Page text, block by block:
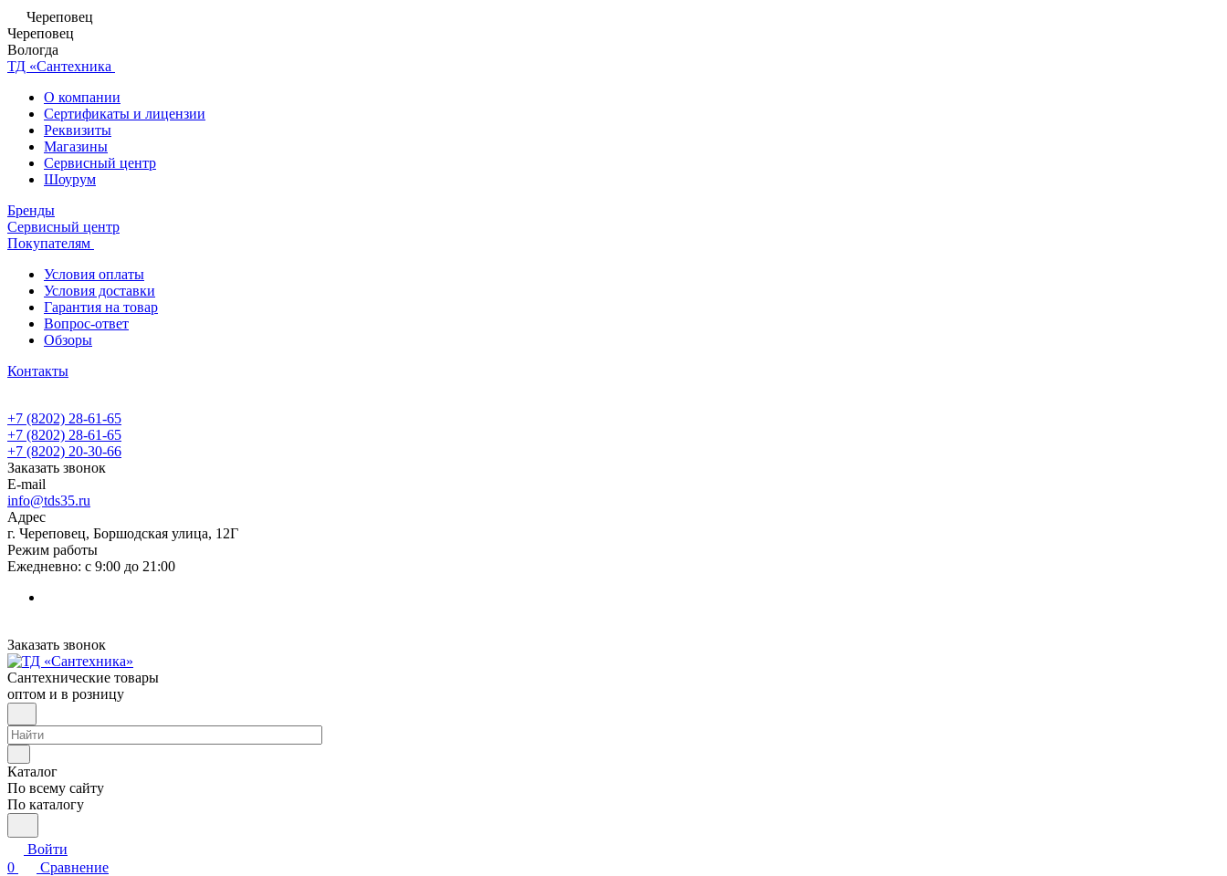
Череповец
Череповец
Вологда
ТД «Сантехника
О компании
Сертификаты и лицензии
Реквизиты
Магазины
Сервисный центр
Шоурум
Бренды
Сервисный центр
Покупателям
Условия оплаты
Условия доставки
Гарантия на товар
Вопрос-ответ
Обзоры
Контакты
+7 (8202) 28‑61-65
+7 (8202) 28‑61-65
+7 (8202) 20‑30-66
Заказать звонок
E-mail
info@tds35.ru
Адрес
г. Череповец, Боршодская улица, 12Г
Режим работы
Ежедневно: с 9:00 до 21:00
Заказать звонок
Сантехнические товары
оптом и в розницу
Каталог
По всему сайту
По каталогу
Войти
0
Сравнение